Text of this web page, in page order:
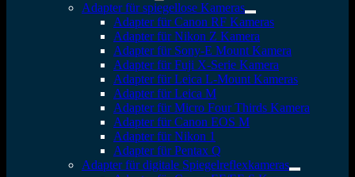
Adapter für spiegellose Kameras
Adapter für Canon RF Kameras
Adapter für Nikon Z Kamera
Adapter für Sony-E Mount Kamera
Adapter für Fuji X-Serie Kamera
Adapter für Leica L-Mount Kameras
Adapter für Leica M
Adapter für Micro Four Thirds Kamera
Adapter für Canon EOS M
Adapter für Nikon 1
Adapter für Pentax Q
Adapter für digitale Spiegelreflexkameras